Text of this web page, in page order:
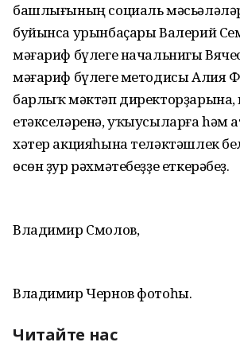
башлығының социаль
буйынса урынбаҫары Валерий
мәғариф бүлеге начальнигы
мәғариф бүлеге методисы Алия
барлыҡ мәктәп директорҙарына,
етәкселәренә, уҡыусыларға hәм
хәтер акцияһына теләктәшлек
өсөн ҙур рәхмәтебеҙҙе еткерәбеҙ.
Владимир Смолов,
Владимир Чернов фотоһы.
Читайте нас